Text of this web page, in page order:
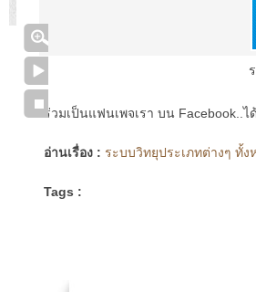
ร่วมเป็นแฟนเพจเรา บน Facebook..ไ
อ่านเรื่อง : ระบบวิทยุประเภทต่างๆ ทั้ง
Tags :